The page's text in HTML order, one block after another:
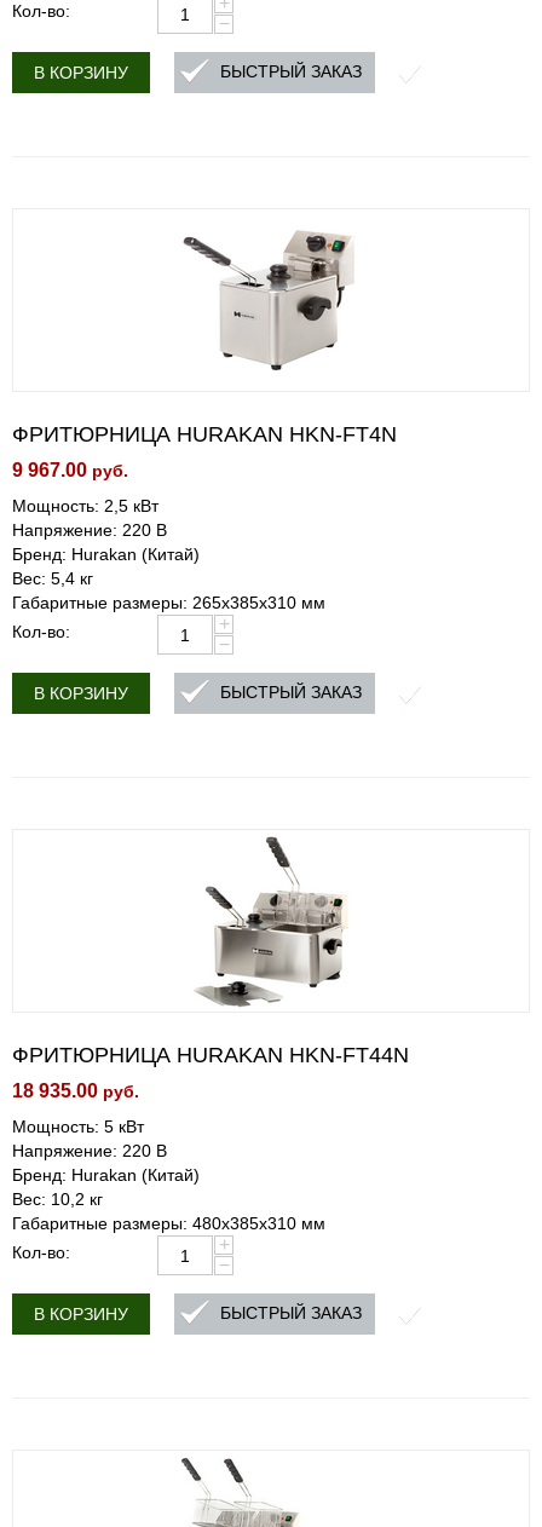
Кол-во:
−
В КОРЗИНУ БЫСТРЫЙ ЗАКАЗ
ФРИТЮРНИЦА HURAKAN HKN-FT4N
9 967.00 руб.
Мощность: 2,5 кВт
Напряжение: 220 В
Бренд: Hurakan (Китай)
Вес: 5,4 кг
Габаритные размеры: 265x385x310 мм
Кол-во:
+
−
В КОРЗИНУ БЫСТРЫЙ ЗАКАЗ
ФРИТЮРНИЦА HURAKAN HKN-FT44N
18 935.00 руб.
Мощность: 5 кВт
Напряжение: 220 В
Бренд: Hurakan (Китай)
Вес: 10,2 кг
Габаритные размеры: 480х385х310 мм
Кол-во:
+
−
В КОРЗИНУ БЫСТРЫЙ ЗАКАЗ